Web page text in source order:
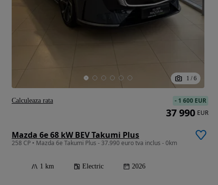
1 / 6
Mazda 6e 68 kW BEV Takumi Plus
258 CP • Mazda 6e Takumi Plus - 37.990 euro tva inclus - 0km
1 km Electric 2026
- 1 600 EUR
37 990 EUR
Calculeaza rata